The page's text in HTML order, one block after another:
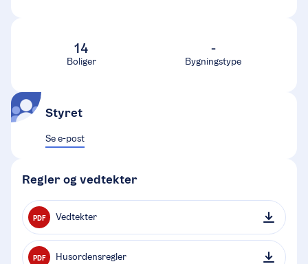
14
Boliger
-
Bygningstype
Styret
Se e-post
Regler og vedtekter
PDF Vedtekter
PDF Husordensregler